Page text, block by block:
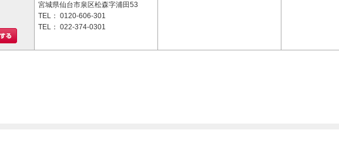
宮城県仙台市泉区松森字浦田53
TEL： 0120-606-301
TEL： 022-374-0301